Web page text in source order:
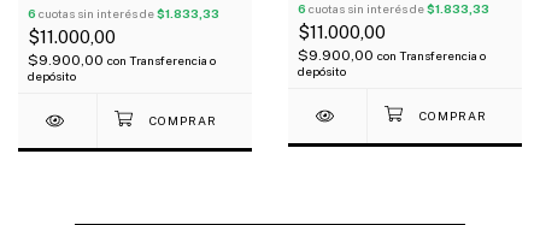
6 cuotas sin interés de$1.833,33
$11.000,00
$9.900,00 con Transferencia o
depósito
42
6 cuotas sin interés de$1.833,33
$11.000,00
$9.900,00 con Transferencia o
depósito